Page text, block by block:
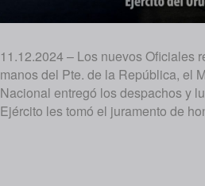
11.12.2024 – Los nuevos Oficiales
manos del Pte. de la República, el
Nacional entregó los despachos y
Ejército les tomó el juramento de